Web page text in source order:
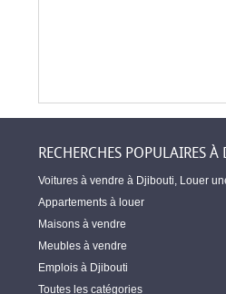
RECHERCHES POPULAIRES
Voitures à vendre à Djibouti Louer
Appartements à louer
Maisons à vendre
Meubles à vendre
Emplois à Djibouti
Toutes les catégories